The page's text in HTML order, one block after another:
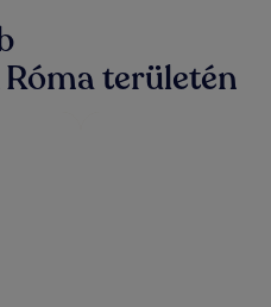
területén